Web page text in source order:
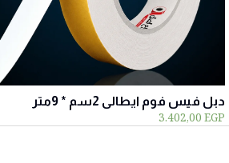
دبل فيس فوم ايطالى 2سم * 9متر
3.402,00EGP